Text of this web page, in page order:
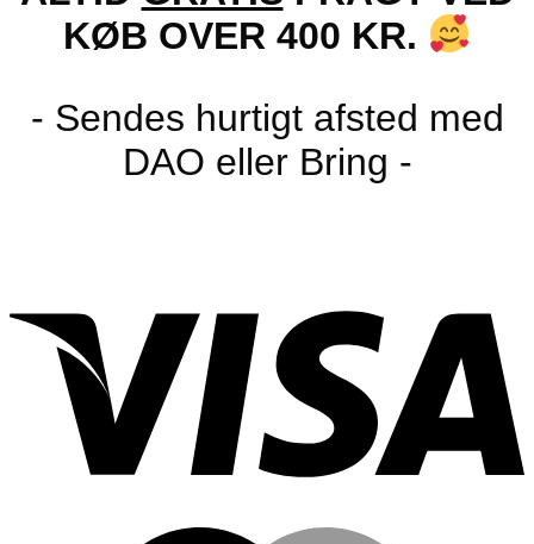
KØB OVER 400 KR.
- Sendes hurtigt afsted med
DAO eller Bring -